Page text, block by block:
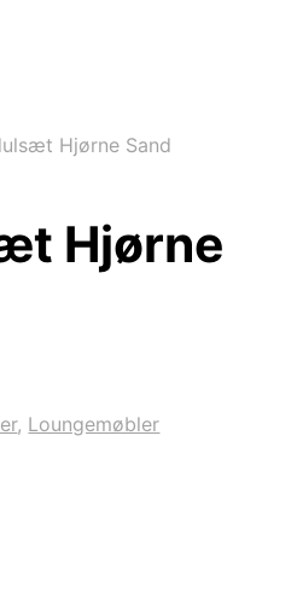
Hjørne Sand
Hjørne
, Loungemøbler